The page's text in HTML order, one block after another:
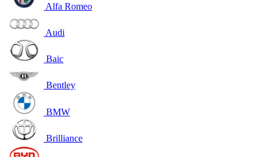
Alfa Romeo
Audi
Baic
Bentley
BMW
Brilliance